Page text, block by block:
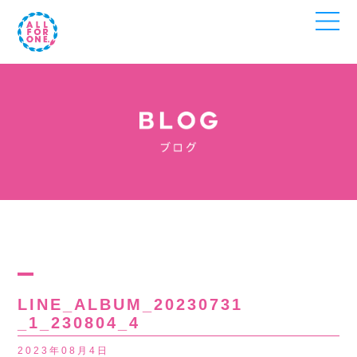
LINE_ALBUM_20230731
_1_230804_4
2023年08月4日